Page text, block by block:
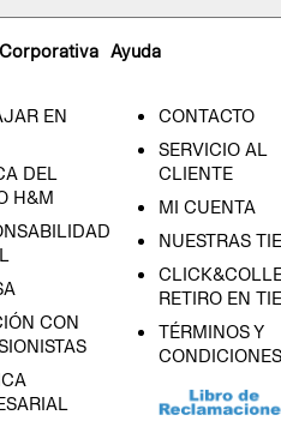
EN
DEL
H&M
CON
Ayuda
CONTACTO
SERVICIO AL
CLIENTE
MI CUENTA
NUESTRAS
RETIRO EN
TÉRMINOS Y
CONDICIONES